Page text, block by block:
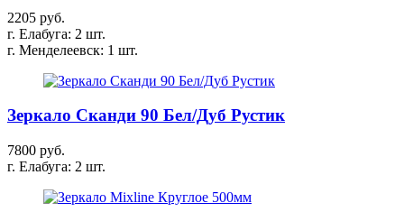
2205 руб.
г. Елабуга: 2 шт.
г. Менделеевск: 1 шт.
Зеркало Сканди 90 Бел/Дуб Рустик
7800 руб.
г. Елабуга: 2 шт.